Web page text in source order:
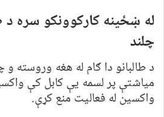
له ښځینه کارکوونکو سره د
چلند
د طالبانو دا ګام له هغه وروسته
میاشتې پر لسمه یې کابل کې
واکسین له فعالیت منع کړې.